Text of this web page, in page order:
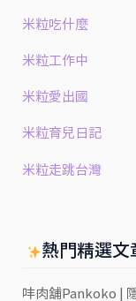
米粒吃什麼
米粒工作中
米粒愛出國
米粒育兒日記
米粒走跳台灣
熱門精選文
㕩肉舖Pankoko |